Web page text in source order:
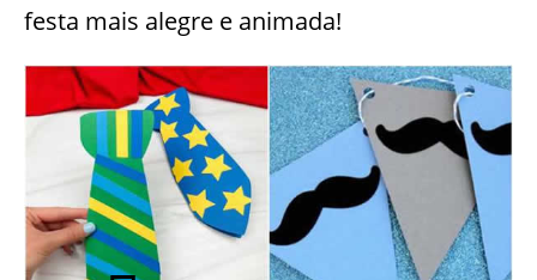
festa mais alegre e animada!